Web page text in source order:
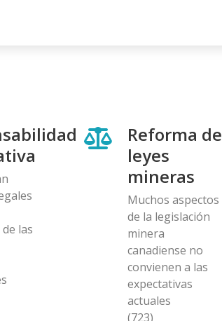
las
Reforma de
leyes
mineras
Muchos aspectos
de la legislación
minera
canadiense no
convienen a las
expectativas
actuales
(723)